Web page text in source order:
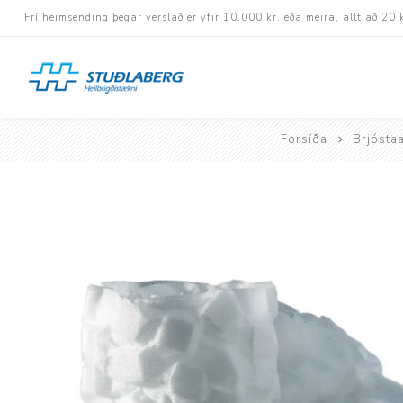
Frí heimsending þegar verslað er yfir 10.000 kr. eða meira, allt að 20
Hjólastólar
Rafknúnir hjólastólar
Rafskutlur
Krossramma
Sessur
Forsíða